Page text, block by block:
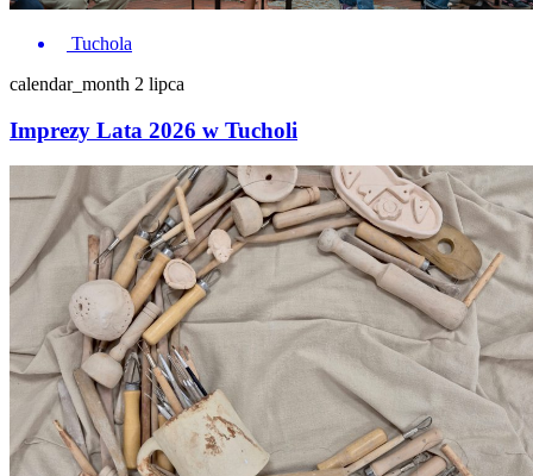
Tuchola
calendar_month 2 lipca
Imprezy Lata 2026 w Tucholi